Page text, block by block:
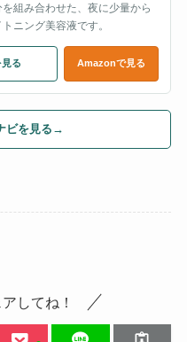
を組み合わせた、夜に少量から
ニング美容液です。
る Amazonで見る
ビを見る→
してね！